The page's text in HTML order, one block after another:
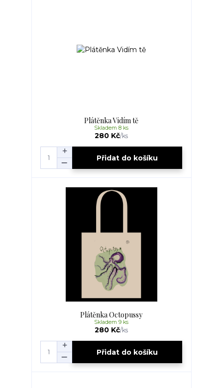
Plátěnka Vidím tě
280 Kč/ks
Skladem 8 ks
Přidat do košíku
Plátěnka Octopussy
280 Kč/ks
Skladem 9 ks
Přidat do košíku